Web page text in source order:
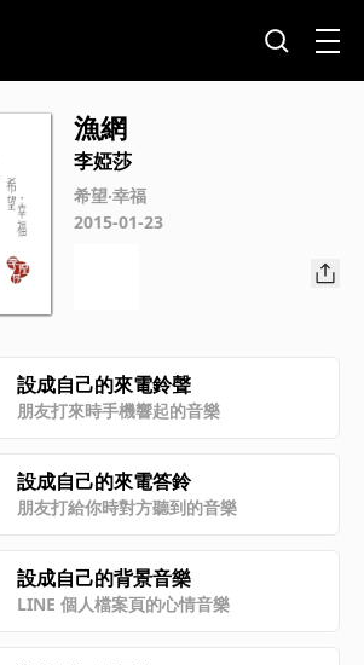
漁網
李婭莎
希望‧幸福
2015-01-23
設成自己的來電鈴聲
朋友打來時手機響起的音樂
設成自己的來電答鈴
朋友打給你時對方聽到的音樂
設成自己的背景音樂
LINE 個人檔案頁的心情音樂